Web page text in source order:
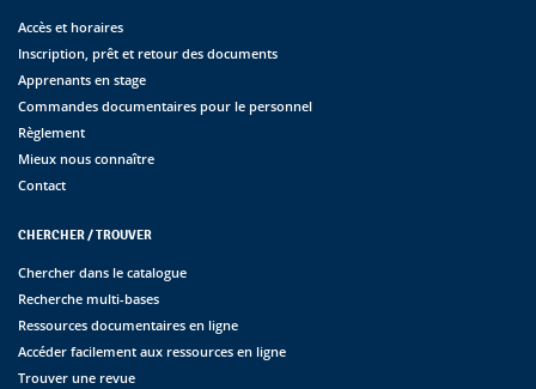
Accès et horaires
Inscription, prêt et retour des documents
Apprenants en stage
Commandes documentaires pour le personnel
Règlement
Mieux nous connaître
Contact
CHERCHER / TROUVER
Chercher dans le catalogue
Recherche multi-bases
Ressources documentaires en ligne
Accéder facilement aux ressources en ligne
Trouver une revue